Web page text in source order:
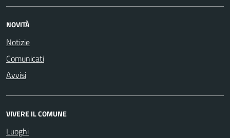
NOVITÀ
Notizie
Comunicati
Avvisi
VIVERE IL COMUNE
Luoghi